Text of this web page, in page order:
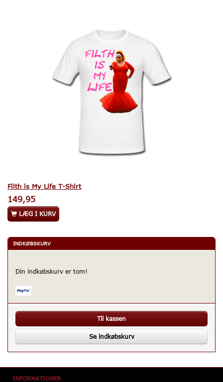
Filth is My Life T-Shirt
149,95
LÆG I KURV
INDKØBSKURV
Din indkøbskurv er tom!
Til kassen
Se indkøbskurv
INFORMATIONER